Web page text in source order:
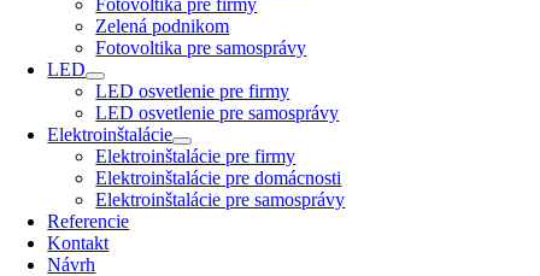
Fotovoltika pre firmy
Zelená podnikom
Fotovoltika pre samosprávy
LED
LED osvetlenie pre firmy
LED osvetlenie pre samosprávy
Elektroinštalácie
Elektroinštalácie pre firmy
Elektroinštalácie pre domácnosti
Elektroinštalácie pre samosprávy
Referencie
Kontakt
Návrh